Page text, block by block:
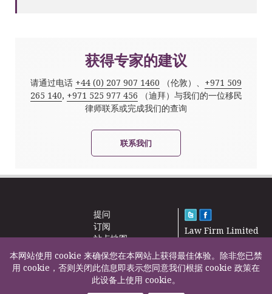
获得专家的建议
请通过电话 +44 (0) 207 907 1460 （伦敦）、 +971 509
265 140, +971 525 977 456 （迪拜）与我们的一位移民
律师联系或完成我们的查询
联系我们
提问
订阅
站点地图
新闻
联系我们
Law Firm Limited
F200500002
本网站使用 cookie 来确保您在本网站上获得最佳体验。除非您已禁
用 cookie，否则关闭此信息即表示您同意我们根据 cookie 政策在
此设备上使用 cookie。